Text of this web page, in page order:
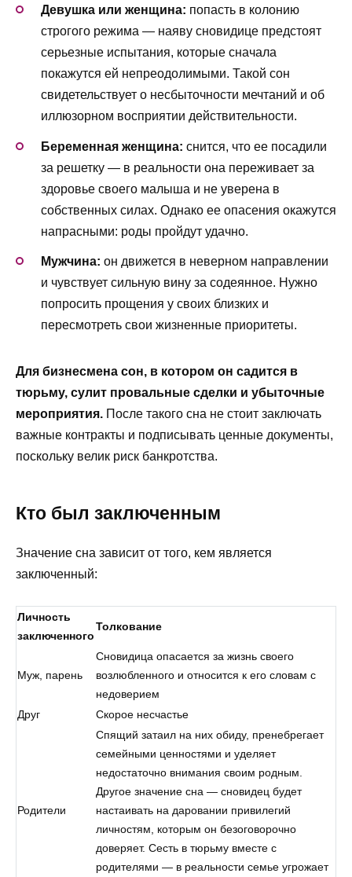
Девушка или женщина: попасть в колонию
строгого режима — наяву сновидице предстоят
серьезные испытания, которые сначала
покажутся ей непреодолимыми. Такой сон
свидетельствует о несбыточности мечтаний и об
иллюзорном восприятии действительности.
Беременная женщина: снится, что ее посадили
за решетку — в реальности она переживает за
здоровье своего малыша и не уверена в
собственных силах. Однако ее опасения окажутся
напрасными: роды пройдут удачно.
Мужчина: он движется в неверном направлении
и чувствует сильную вину за содеянное. Нужно
попросить прощения у своих близких и
пересмотреть свои жизненные приоритеты.
Для бизнесмена сон, в котором он садится в
тюрьму, сулит провальные сделки и убыточные
мероприятия. После такого сна не стоит заключать
важные контракты и подписывать ценные документы,
поскольку велик риск банкротства.
Кто был заключенным
Значение сна зависит от того, кем является
заключенный:
Личность
заключенного
Толкование
Муж, парень
Сновидица опасается за жизнь своего
возлюбленного и относится к его словам с
недоверием
Друг
Скорое несчастье
Родители
Спящий затаил на них обиду, пренебрегает
семейными ценностями и уделяет
недостаточно внимания своим родным.
Другое значение сна — сновидец будет
настаивать на даровании привилегий
личностям, которым он безоговорочно
доверяет. Сесть в тюрьму вместе с
родителями — в реальности семье угрожает